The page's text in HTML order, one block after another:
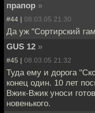
прапор »
#44 | 08.03.05 21:30
Да уж "Сортирский
GUS 12 »
#45 | 08.03.05 21:32
Туда ему и дорога
конец один. 10 лет
Вжик-Вжик уноси
новенького.